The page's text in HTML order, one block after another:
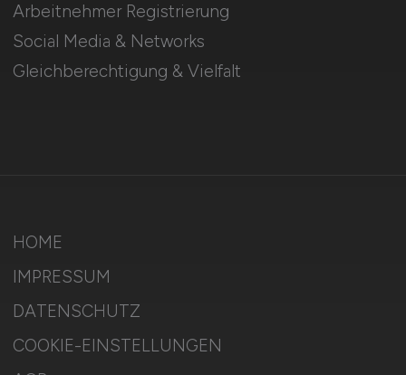
Arbeitnehmer Registrierung
Social Media & Networks
Gleichberechtigung & Vielfalt
HOME
IMPRESSUM
DATENSCHUTZ
COOKIE-EINSTELLUNGEN